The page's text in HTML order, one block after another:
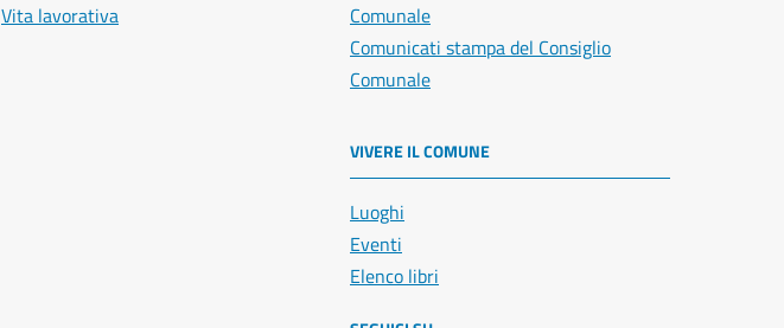
Vita lavorativa
Comunale
Comunicati stampa del Consiglio
Comunale
VIVERE IL COMUNE
Luoghi
Eventi
Elenco libri